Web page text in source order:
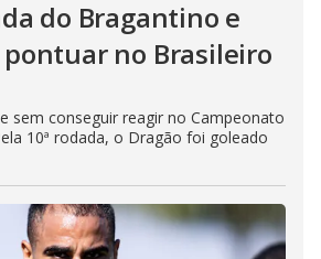
do Bragantino e
no Brasileiro
sem conseguir reagir no Campeonato
10ª rodada, o Dragão foi goleado